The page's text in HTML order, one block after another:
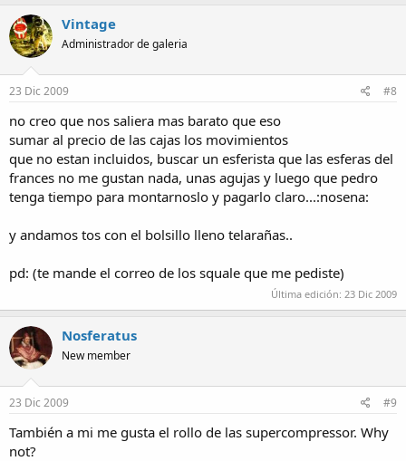
Vintage
Administrador de galeria
23 Dic 2009 #8
no creo que nos saliera mas barato que eso
sumar al precio de las cajas los movimientos
que no estan incluidos, buscar un esferista que las esferas del
frances no me gustan nada, unas agujas y luego que pedro
tenga tiempo para montarnoslo y pagarlo claro...:nosena:
y andamos tos con el bolsillo lleno telarañas..
pd: (te mande el correo de los squale que me pediste)
Última edición: 23 Dic 2009
Nosferatus
New member
23 Dic 2009 #9
También a mi me gusta el rollo de las supercompressor. Why
not?